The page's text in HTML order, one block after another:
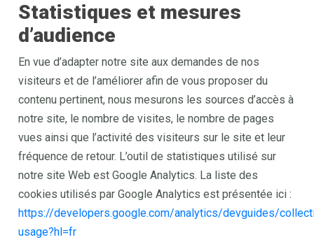
Statistiques et mesures
d’audience
En vue d’adapter notre site aux demandes de nos
visiteurs et de l’améliorer afin de vous proposer du
contenu pertinent, nous mesurons les sources d’accès à
notre site, le nombre de visites, le nombre de pages
vues ainsi que l’activité des visiteurs sur le site et leur
fréquence de retour. L’outil de statistiques utilisé sur
notre site Web est Google Analytics. La liste des
cookies utilisés par Google Analytics est présentée ici :
https://developers.google.com/analytics/devguides/
usage?hl=fr